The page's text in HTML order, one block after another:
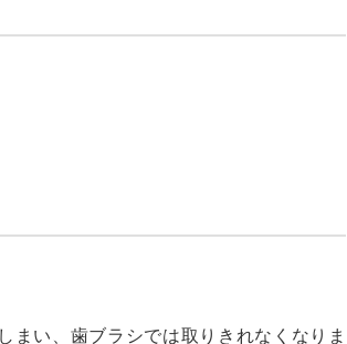
まい、歯ブラシでは取りきれなくなりま